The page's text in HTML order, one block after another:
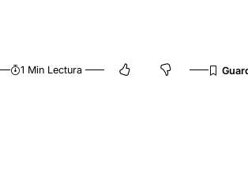
1 Min Lectura